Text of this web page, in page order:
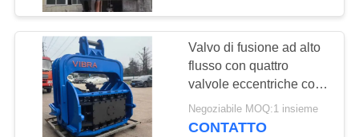
MAPPA
DEL
SITO
Quattro piloti
eccentrici
Valvo di fusione ad alto
flusso con quattro
valvole eccentriche con
assemblaggio di valvole
di controllo integrato
Negoziabile MOQ:1 insieme
CONTATTO